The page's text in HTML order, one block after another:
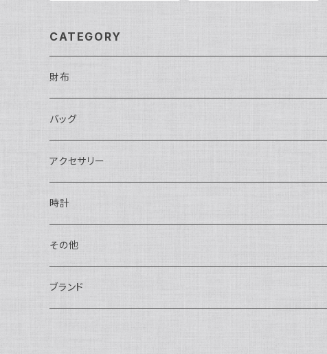
ルバー925 アズキチェーン Y
CATEGORY
財布
長財布
二つ折り
バッグ
ショルダーバッグ・ボディバッグ
ハンドバッグ・ポーチ
トートバッグ
バックパック・リュックサック
アクセサリー
ネックレス
指輪
ピアス・イヤリング
時計
アナログ・機械式
アナログ・クォーツ
その他
ペン・万年筆
ブランド